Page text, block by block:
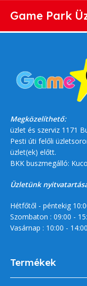
Game Park
Megközelíthető:
üzlet és szerviz 1171
Pesti úti felőli
üzlet(ek) előtt.
BKK buszmegálló:
Üzletünk
Hétfőtől - péntekig
Szombaton : 09:00 -
Vasárnap : 10:00 -
Termékek